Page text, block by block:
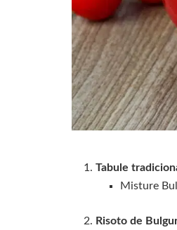
Tabule
Misture
Risoto de